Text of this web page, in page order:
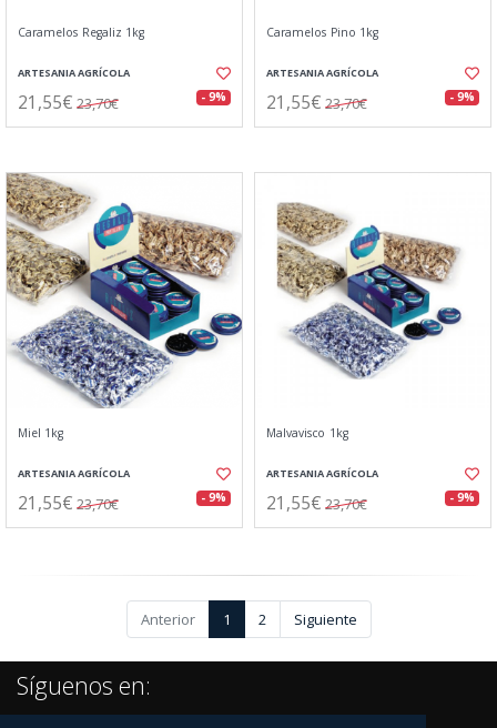
Caramelos Regaliz 1kg
ARTESANIA AGRÍCOLA
21,55€ 23,70€ - 9%
Caramelos Pino 1kg
ARTESANIA AGRÍCOLA
21,55€ 23,70€ - 9%
Miel 1kg
ARTESANIA AGRÍCOLA
21,55€ 23,70€ - 9%
Malvavisco 1kg
ARTESANIA AGRÍCOLA
21,55€ 23,70€ - 9%
Anterior 1 2 Siguiente
Síguenos en: